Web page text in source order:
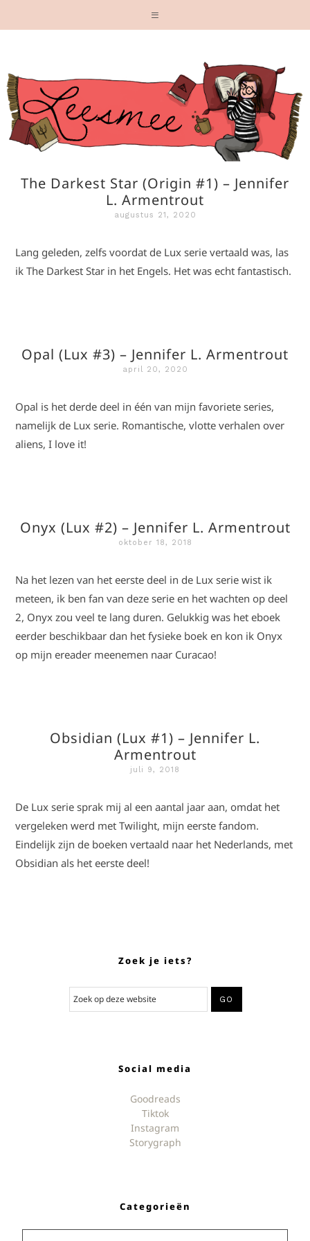
The Darkest Star (Origin #1) – Jennifer
L. Armentrout
augustus 21, 2020
Lang geleden, zelfs voordat de Lux serie vertaald was, las
ik The Darkest Star in het Engels. Het was echt fantastisch.
Opal (Lux #3) – Jennifer L. Armentrout
april 20, 2020
Opal is het derde deel in één van mijn favoriete series,
namelijk de Lux serie. Romantische, vlotte verhalen over
aliens, I love it!
Onyx (Lux #2) – Jennifer L. Armentrout
oktober 18, 2018
Na het lezen van het eerste deel in de Lux serie wist ik
meteen, ik ben fan van deze serie en het wachten op deel
2, Onyx zou veel te lang duren. Gelukkig was het eboek
eerder beschikbaar dan het fysieke boek en kon ik Onyx
op mijn ereader meenemen naar Curacao!
Obsidian (Lux #1) – Jennifer L.
Armentrout
juli 9, 2018
De Lux serie sprak mij al een aantal jaar aan, omdat het
vergeleken werd met Twilight, mijn eerste fandom.
Eindelijk zijn de boeken vertaald naar het Nederlands, met
Obsidian als het eerste deel!
Zoek je iets?
Social media
Goodreads
Tiktok
Instagram
Storygraph
Categorieën